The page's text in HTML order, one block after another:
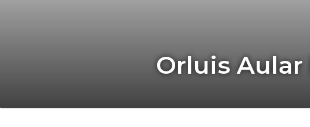
Orluis Aular